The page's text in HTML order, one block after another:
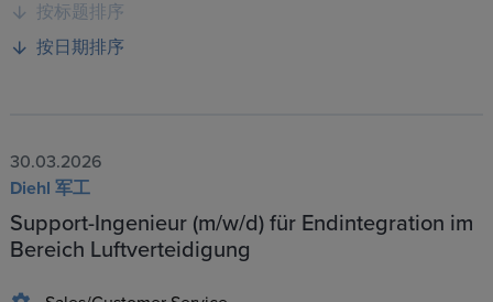
按标题排序
按日期排序
30.03.2026
Diehl 军工
Support-Ingenieur (m/w/d) für Endintegration im
Bereich Luftverteidigung